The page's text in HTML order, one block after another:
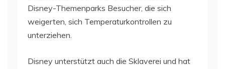
Disney-Themenparks Besucher, die sich
weigerten, sich Temperaturkontrollen zu
unterziehen.
Disney unterstützt auch die Sklaverei und hat